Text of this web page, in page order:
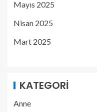
Mayıs 2025
Nisan 2025
Mart 2025
KATEGORI
Anne